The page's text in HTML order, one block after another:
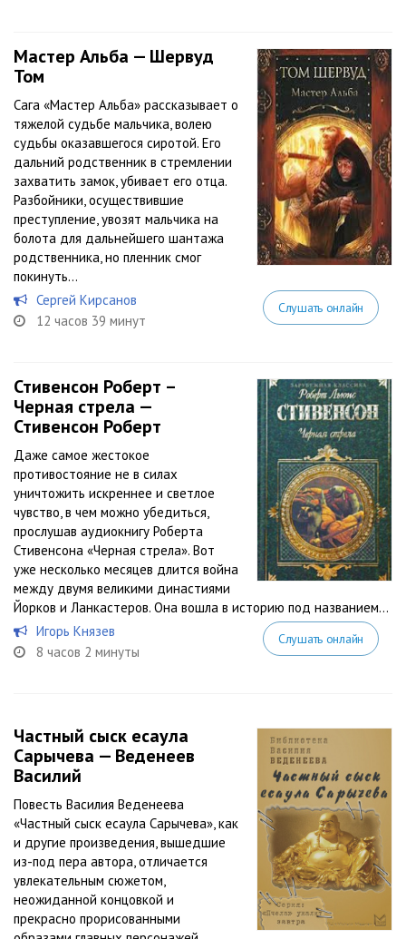
Мастер Альба — Шервуд
Том
Сага «Мастер Альба» рассказывает о
тяжелой судьбе мальчика, волею
судьбы оказавшегося сиротой. Его
дальний родственник в стремлении
захватить замок, убивает его отца.
Разбойники, осуществившие
преступление, увозят мальчика на
болота для дальнейшего шантажа
родственника, но пленник смог
покинуть...
Сергей Кирсанов
12 часов 39 минут
Слушать онлайн
Стивенсон Роберт –
Черная стрела —
Стивенсон Роберт
Даже самое жестокое
противостояние не в силах
уничтожить искреннее и светлое
чувство, в чем можно убедиться,
прослушав аудиокнигу Роберта
Стивенсона «Черная стрела». Вот
уже несколько месяцев длится война
между двумя великими династиями
Йорков и Ланкастеров. Она вошла в историю под названием...
Игорь Князев
8 часов 2 минуты
Слушать онлайн
Частный сыск есаула
Сарычева — Веденеев
Василий
Повесть Василия Веденеева
«Частный сыск есаула Сарычева», как
и другие произведения, вышедшие
из-под пера автора, отличается
увлекательным сюжетом,
неожиданной концовкой и
прекрасно прорисованными